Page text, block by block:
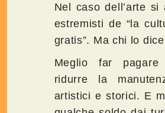
Nel caso dell’arte si
estremisti de “la
gratis”. Ma chi lo
Meglio far
ridurre la
artistici e storici. E